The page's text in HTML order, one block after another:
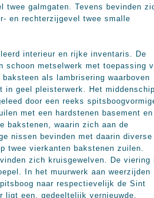
twee galmgaten. Tevens bevinden
en rechterzijgevel twee smalle
interieur en rijke inventaris. De
schoon metselwerk met toepassing
als lambrisering waarboven
in geel pleisterwerk. Het
door een reeks
met een hardstenen basement en
bakstenen, waarin zich aan de
nissen bevinden met daarin diverse
twee vierkanten bakstenen zuilen.
zich kruisgewelven. De viering
In het muurwerk aan weerzijden
naar respectievelijk de Sint
ligt een, gedeeltelijk vernieuwde,